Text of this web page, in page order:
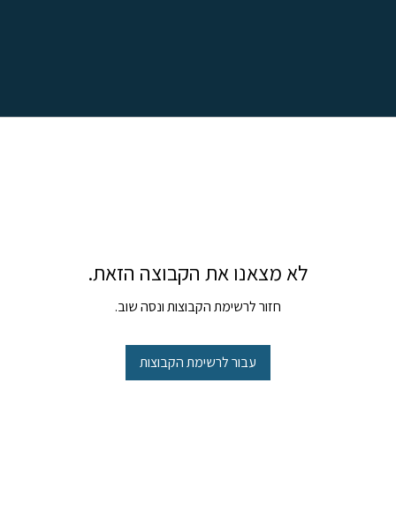
לא מצאנו את הקבוצה הזאת.
חזור לרשימת הקבוצות ונסה שוב.
עבור לרשימת הקבוצות